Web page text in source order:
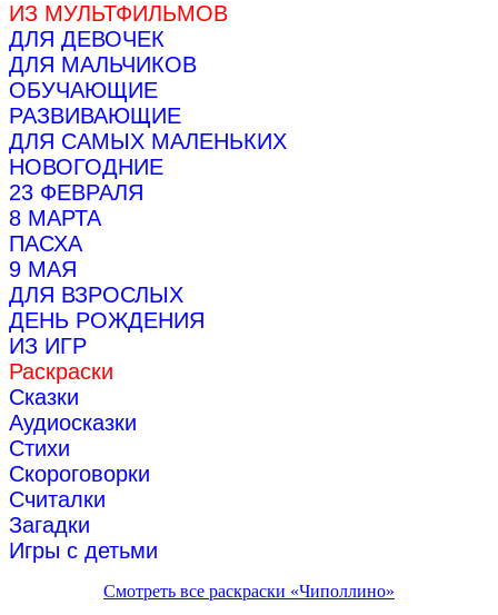
ИЗ МУЛЬТФИЛЬМОВ
ДЛЯ ДЕВОЧЕК
ДЛЯ МАЛЬЧИКОВ
ОБУЧАЮЩИЕ
РАЗВИВАЮЩИЕ
ДЛЯ САМЫХ МАЛЕНЬКИХ
НОВОГОДНИЕ
23 ФЕВРАЛЯ
8 МАРТА
ПАСХА
9 МАЯ
ДЛЯ ВЗРОСЛЫХ
ДЕНЬ РОЖДЕНИЯ
ИЗ ИГР
Раскраски
Сказки
Аудиосказки
Стихи
Скороговорки
Считалки
Загадки
Игры с детьми
Смотреть все раскраски «Чиполлино»